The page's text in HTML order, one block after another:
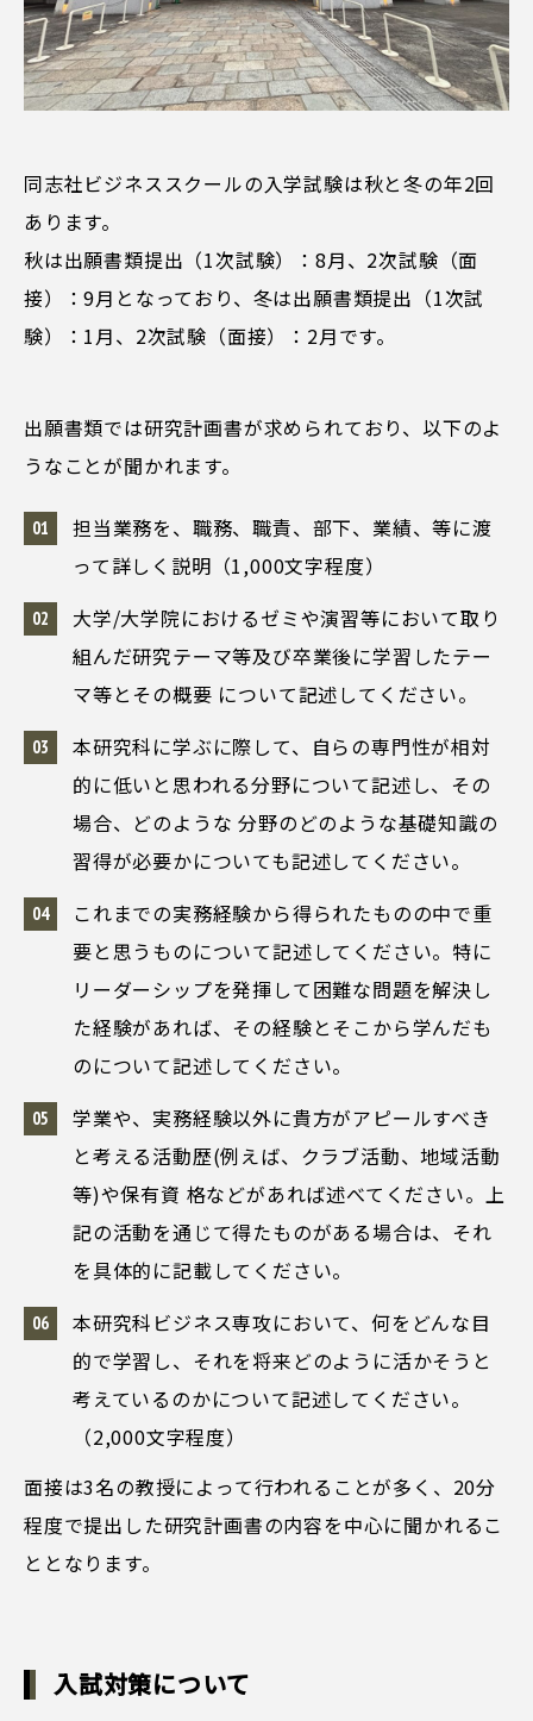
同志社ビジネススクールの入学試験は秋と冬の年2回
あります。
秋は出願書類提出（1次試験）：8月、2次試験（面
接）：9月となっており、冬は出願書類提出（1次試
験）：1月、2次試験（面接）：2月です。
出願書類では研究計画書が求められており、以下のよ
うなことが聞かれます。
担当業務を、職務、職責、部下、業績、等に渡
って詳しく説明（1,000文字程度）
大学/大学院におけるゼミや演習等において取り
組んだ研究テーマ等及び卒業後に学習したテー
マ等とその概要 について記述してください。
本研究科に学ぶに際して、自らの専門性が相対
的に低いと思われる分野について記述し、その
場合、どのような 分野のどのような基礎知識の
習得が必要かについても記述してください。
これまでの実務経験から得られたものの中で重
要と思うものについて記述してください。特に
リーダーシップを発揮して困難な問題を解決し
た経験があれば、その経験とそこから学んだも
のについて記述してください。
学業や、実務経験以外に貴方がアピールすべき
と考える活動歴(例えば、クラブ活動、地域活動
等)や保有資 格などがあれば述べてください。上
記の活動を通じて得たものがある場合は、それ
を具体的に記載してください。
本研究科ビジネス専攻において、何をどんな目
的で学習し、それを将来どのように活かそうと
考えているのかについて記述してください。
（2,000文字程度）
面接は3名の教授によって行われることが多く、20分
程度で提出した研究計画書の内容を中心に聞かれるこ
ととなります。
入試対策について